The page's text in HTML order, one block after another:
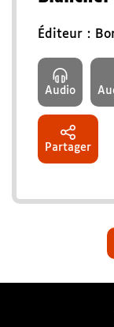
Éditeur :
Audio
Partager